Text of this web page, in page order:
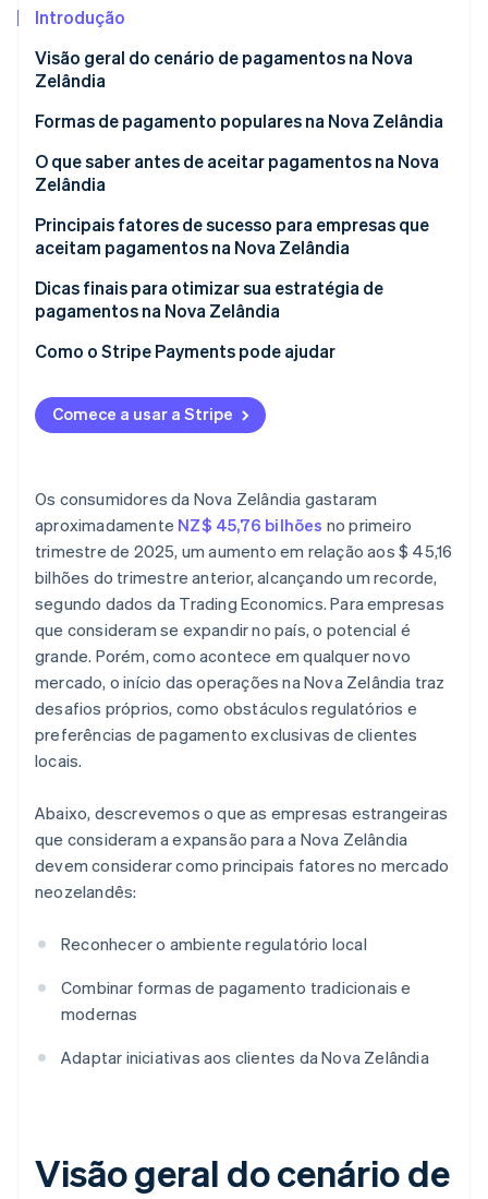
Veja como a Stripe está construindo a infraestrutura
Ecossistema
Stripe App Marketplace
Introdução
Visão geral do cenário de pagamentos na Nova
Zelândia
Formas de pagamento populares na Nova Zelândia
Tendências nas preferências de pagamento de
consumidores
Formas de pagamento B2C populares na Nova
Zelândia
Formas de pagamento B2B populares na Nova
Zelândia
Novas tecnologias de pagamento na Nova Zelândia
O que saber antes de aceitar pagamentos na Nova
Zelândia
Compreensão do GST e da conformidade fiscal
Gestão de estornos de acordo com as leis da Nova
Zelândia
Aceitação de pagamentos internacionais na Nova
Zelândia
Privacidade e segurança de pagamento na Nova
Zelândia
Principais fatores de sucesso para empresas que
aceitam pagamentos na Nova Zelândia
Dicas finais para otimizar sua estratégia de
pagamentos na Nova Zelândia
Reconheça o ambiente regulatório local
Combine formas de pagamento tradicionais e
modernas
Como o Stripe Payments pode ajudar
Comece a usar a Stripe
Os consumidores da Nova Zelândia gastaram
aproximadamente NZ$ 45,76 bilhões no primeiro
trimestre de 2025, um aumento em relação aos $ 45,16
bilhões do trimestre anterior, alcançando um recorde,
segundo dados da Trading Economics. Para empresas
que consideram se expandir no país, o potencial é
grande. Porém, como acontece em qualquer novo
mercado, o início das operações na Nova Zelândia traz
desafios próprios, como obstáculos regulatórios e
preferências de pagamento exclusivas de clientes
locais.
Abaixo, descrevemos o que as empresas estrangeiras
que consideram a expansão para a Nova Zelândia
devem considerar como principais fatores no mercado
neozelandês:
Reconhecer o ambiente regulatório local
Combinar formas de pagamento tradicionais e
modernas
Adaptar iniciativas aos clientes da Nova Zelândia
Visão geral do cenário de